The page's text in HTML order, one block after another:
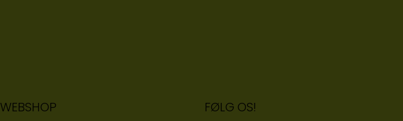
WEBSHOP FØLG OS!